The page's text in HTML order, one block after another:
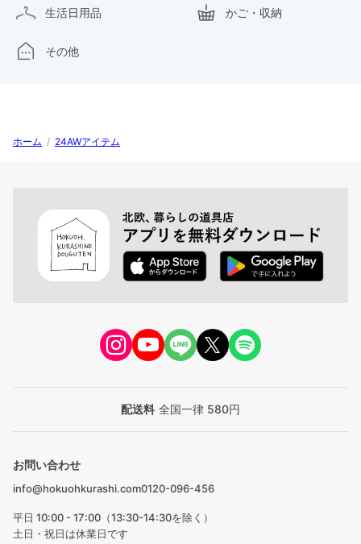
生活日用品 かご・収納
その他
ホーム / 24AWアイテム
配送料 全国一律 580円
お問い合わせ
info@hokuohkurashi.com0120-096-456
平日 10:00 - 17:00（13:30-14:30を除く）
土日・祝日は休業日です